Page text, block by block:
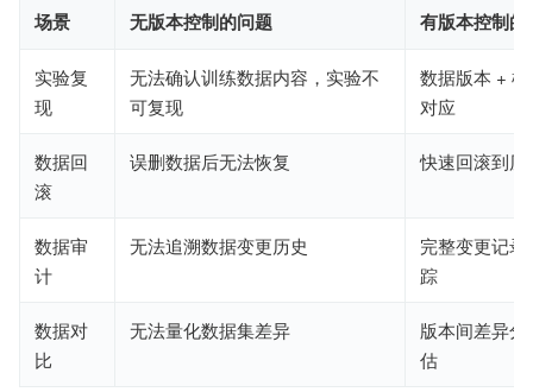
场景 无版本控制的问题 有版本控制的
实验复
现
无法确认训练数据内容，实验不
可复现
数据版本 +
对应
数据回
滚
误删数据后无法恢复 快速回滚到
数据审
计
无法追溯数据变更历史
完整变更记
踪
数据对
比
无法量化数据集差异
版本间差异
估